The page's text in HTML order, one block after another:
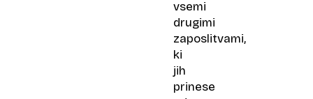
vsemi
drugimi
zaposlitvami,
ki
jih
prinese